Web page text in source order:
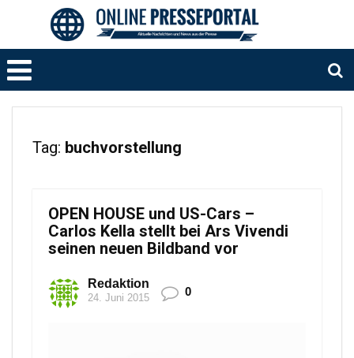
Tag: buchvorstellung
OPEN HOUSE und US-Cars –
Carlos Kella stellt bei Ars Vivendi
seinen neuen Bildband vor
Redaktion
24. Juni 2015 0